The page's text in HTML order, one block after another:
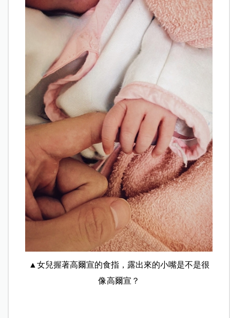
▲女兒握著高爾宣的食指，露出來的小嘴是不是很
像高爾宣？